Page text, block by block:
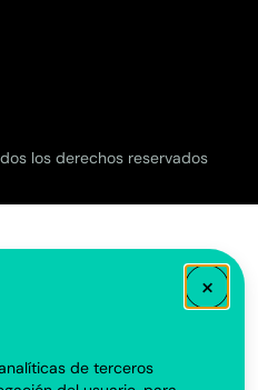
×
de terceros
los derechos reservados